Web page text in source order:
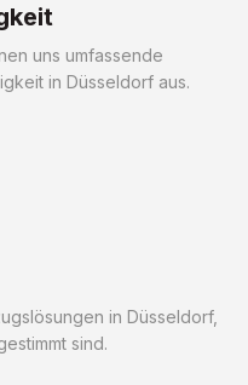
uns umfassende
in Düsseldorf aus.
in Düsseldorf,
sind.